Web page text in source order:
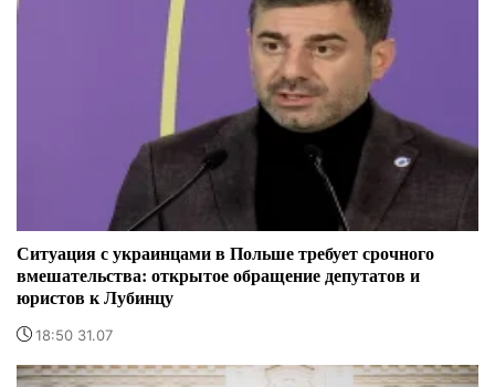
Ситуация с украинцами в Польше требует срочного
вмешательства: открытое обращение депутатов и
юристов к Лубинцу
18:50 31.07